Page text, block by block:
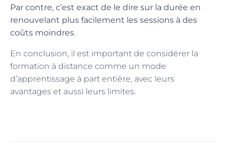
Par contre, c’est exact de le dire sur la durée en
renouvelant plus facilement les sessions à des
coûts moindres.
En conclusion, il est important de considérer la
formation à distance comme un mode
d’apprentissage à part entière, avec leurs
avantages et aussi leurs limites.